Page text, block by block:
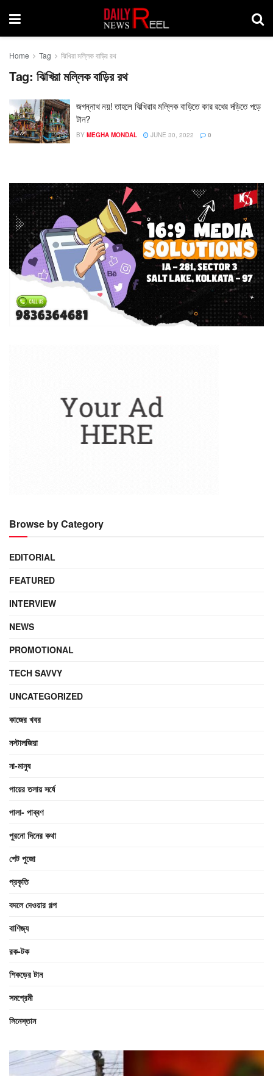
Home Tag ঝিখিরা মল্লিক বাড়ির রথ
Tag: ঝিখিরা মল্লিক বাড়ির রথ
জগন্নাথ নয়! তাহলে ঝিখিরার মল্লিক বাড়িতে কার রথের দড়িতে পড়ে
টান?
BY MEGHA MONDAL JUNE 30, 2022 0
Browse by Category
EDITORIAL
FEATURED
INTERVIEW
NEWS
PROMOTIONAL
TECH SAVVY
UNCATEGORIZED
কাজের খবর
নস্টালজিয়া
না-মানুষ
পায়ের তলায় সর্ষে
পালা- পাব্বণ
পুরনো দিনের কথা
পেট পুজো
প্রকৃতি
বদলে দেওয়ার গল্প
বাণিজ্য
রক-টক
শিকড়ের টান
সমপ্রেমী
সিনেস্তান